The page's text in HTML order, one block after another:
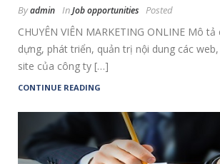
Byadmin InJob opportunities Posted
CHUYÊN VIÊN MARKETING ONLINE Mô tả
dựng, phát triển, quản trị nội dung các
site của công ty […]
CONTINUE READING